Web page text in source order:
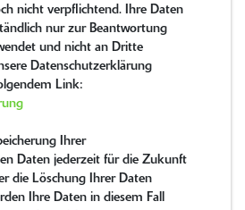
nicht verpflichtend. Ihre Daten
nur zur Beantwortung
und nicht an Dritte
Datenschutzerklärung
Link:
Ihrer
Daten jederzeit für die Zukunft
die Löschung Ihrer Daten
Ihre Daten in diesem Fall